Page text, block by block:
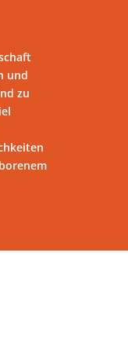
und
zu